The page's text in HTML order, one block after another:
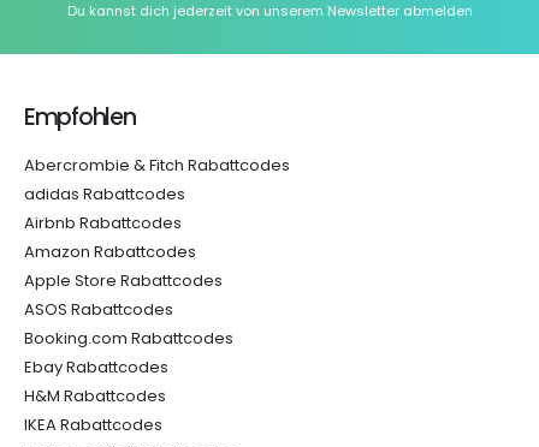
Du kannst dich jederzeit von unserem Newsletter abmelden
Empfohlen
Abercrombie & Fitch Rabattcodes
adidas Rabattcodes
Airbnb Rabattcodes
Amazon Rabattcodes
Apple Store Rabattcodes
ASOS Rabattcodes
Booking.com Rabattcodes
Ebay Rabattcodes
H&M Rabattcodes
IKEA Rabattcodes